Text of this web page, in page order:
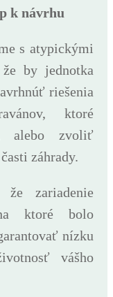
k návrhu
s atypickými
by jednotka
riešenia
ktoré
alebo zvoliť
záhrady.
že zariadenie
ktoré bolo
nízku
vášho